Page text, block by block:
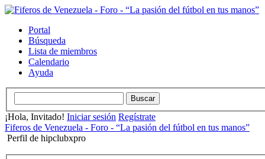
Portal
Búsqueda
Lista de miembros
Calendario
Ayuda
¡Hola, Invitado! Iniciar sesión Regístrate
Fiferos de Venezuela - Foro - “La pasión del fútbol en tus manos”
Perfil de hipclubxpro